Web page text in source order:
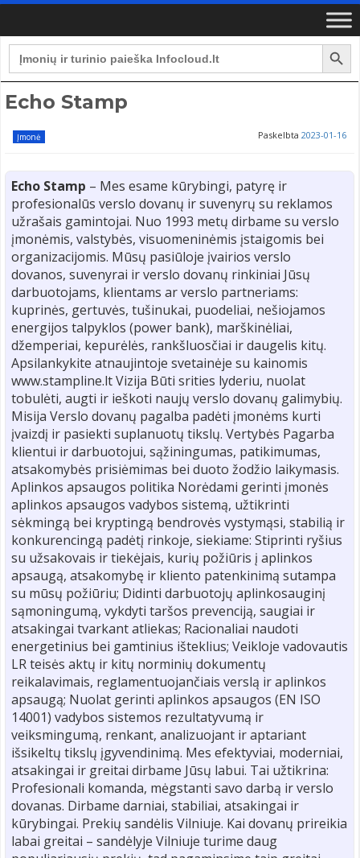
Search
for:
Search Button
Echo Stamp
Įmonė Paskelbta 2023-01-16
Echo Stamp – Mes esame kūrybingi, patyrę ir
profesionalūs verslo dovanų ir suvenyrų su reklamos
užrašais gamintojai. Nuo 1993 metų dirbame su verslo
įmonėmis, valstybės, visuomeninėmis įstaigomis bei
organizacijomis. Mūsų pasiūloje įvairios verslo
dovanos, suvenyrai ir verslo dovanų rinkiniai Jūsų
darbuotojams, klientams ar verslo partneriams:
kuprinės, gertuvės, tušinukai, puodeliai, nešiojamos
energijos talpyklos (power bank), marškinėliai,
džemperiai, kepurėlės, rankšluosčiai ir daugelis kitų.
Apsilankykite atnaujintoje svetainėje su kainomis
www.stampline.lt Vizija Būti srities lyderiu, nuolat
tobulėti, augti ir ieškoti naujų verslo dovanų galimybių.
Misija Verslo dovanų pagalba padėti įmonėms kurti
įvaizdį ir pasiekti suplanuotų tikslų. Vertybės Pagarba
klientui ir darbuotojui, sąžiningumas, patikimumas,
atsakomybės prisiėmimas bei duoto žodžio laikymasis.
Aplinkos apsaugos politika Norėdami gerinti įmonės
aplinkos apsaugos vadybos sistemą, užtikrinti
sėkmingą bei kryptingą bendrovės vystymąsi, stabilią ir
konkurencingą padėtį rinkoje, siekiame: Stiprinti ryšius
su užsakovais ir tiekėjais, kurių požiūris į aplinkos
apsaugą, atsakomybę ir kliento patenkinimą sutampa
su mūsų požiūriu; Didinti darbuotojų aplinkosauginį
sąmoningumą, vykdyti taršos prevenciją, saugiai ir
atsakingai tvarkant atliekas; Racionaliai naudoti
energetinius bei gamtinius išteklius; Veikloje vadovautis
LR teisės aktų ir kitų norminių dokumentų
reikalavimais, reglamentuojančiais verslą ir aplinkos
apsaugą; Nuolat gerinti aplinkos apsaugos (EN ISO
14001) vadybos sistemos rezultatyvumą ir
veiksmingumą, renkant, analizuojant ir aptariant
išsikeltų tikslų įgyvendinimą. Mes efektyviai, moderniai,
atsakingai ir greitai dirbame Jūsų labui. Tai užtikrina:
Profesionali komanda, mėgstanti savo darbą ir verslo
dovanas. Dirbame darniai, stabiliai, atsakingai ir
kūrybingai. Prekių sandėlis Vilniuje. Kai dovanų prireikia
labai greitai – sandėlyje Vilniuje turime daug